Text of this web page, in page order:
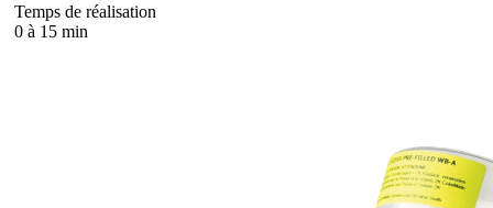
Temps de réalisation
0 à 15 min